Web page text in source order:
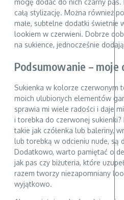
mogę dodać do nich czarny
całą stylizację. Można również
małe, subtelne dodatki świetnie
lookiem w czerwieni. Dobrze
na sukience, jednocześnie
Podsumowanie – moje
Sukienka w kolorze czerwonym
moich ulubionych elementów
sprawia mi wiele radości i daje
i torebka do czerwonej sukienki?
takie jak czółenka lub baleriny,
lub torebką w odcieniu nude, są
Dodatkowo, warto pamiętać o
jak pas czy biżuteria, które
razem tworzy niezapomniany
wyjątkowo.